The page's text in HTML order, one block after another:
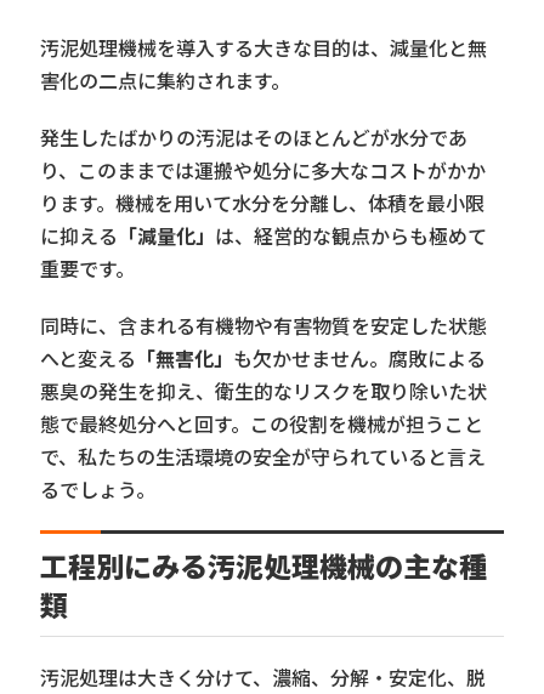
汚泥処理機械を導入する大きな目的は、減量化と無
害化の二点に集約されます。
発生したばかりの汚泥はそのほとんどが水分であ
り、このままでは運搬や処分に多大なコストがかか
ります。機械を用いて水分を分離し、体積を最小限
に抑える 「減量化」 は、経営的な観点からも極めて
重要です。
同時に、含まれる有機物や有害物質を安定した状態
へと変える 「無害化」 も欠かせません。腐敗による
悪臭の発生を抑え、衛生的なリスクを取り除いた状
態で最終処分へと回す。この役割を機械が担うこと
で、私たちの生活環境の安全が守られていると言え
るでしょう。
工程別にみる汚泥処理機械の主な種
類
汚泥処理は大きく分けて、濃縮、分解・安定化、脱